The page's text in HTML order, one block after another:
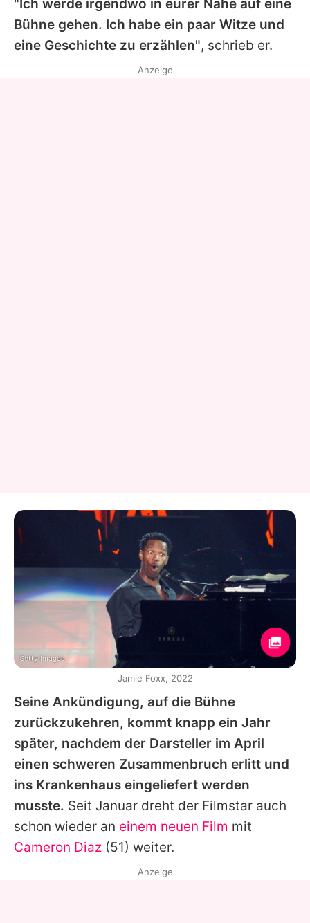
"Ich werde irgendwo in eurer Nähe auf eine
Bühne gehen. Ich habe ein paar Witze und
eine Geschichte zu erzählen", schrieb er.
Seine Ankündigung, auf die Bühne
zurückzukehren, kommt knapp ein Jahr
später, nachdem der Darsteller im April
einen schweren Zusammenbruch erlitt und
ins Krankenhaus eingeliefert werden
musste. Seit Januar dreht der Filmstar auch
schon wieder an einem neuen Film mit
Cameron Diaz (51) weiter.
Anzeige
Getty Images
Jamie Foxx, 2022
Anzeige